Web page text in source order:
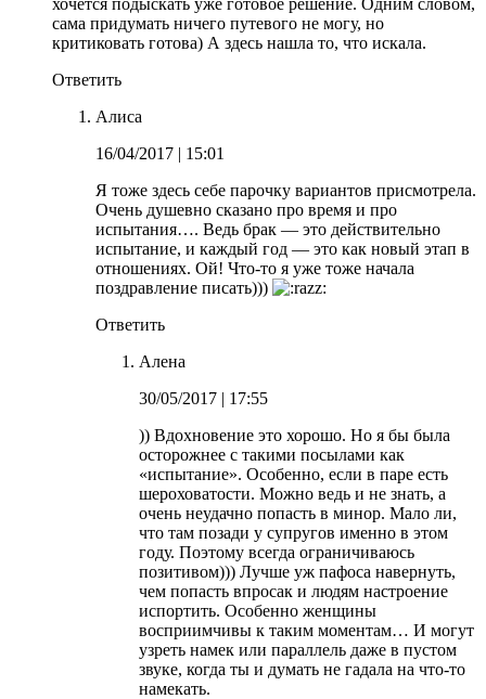
сама придумать ничего путевого не могу, но
критиковать готова) А здесь нашла то, что искала.
Ответить
Алиса
16/04/2017 | 15:01
Я тоже здесь себе парочку вариантов присмотрела.
Очень душевно сказано про время и про
испытания…. Ведь брак — это действительно
испытание, и каждый год — это как новый этап в
отношениях. Ой! Что-то я уже тоже начала
поздравление писать)))
Ответить
Алена
30/05/2017 | 17:55
)) Вдохновение это хорошо. Но я бы была
осторожнее с такими посылами как
«испытание». Особенно, если в паре есть
шероховатости. Можно ведь и не знать, а
очень неудачно попасть в минор. Мало ли,
что там позади у супругов именно в этом
году. Поэтому всегда ограничиваюсь
позитивом))) Лучше уж пафоса навернуть,
чем попасть впросак и людям настроение
испортить. Особенно женщины
восприимчивы к таким моментам… И могут
узреть намек или параллель даже в пустом
звуке, когда ты и думать не гадала на что-то
намекать.